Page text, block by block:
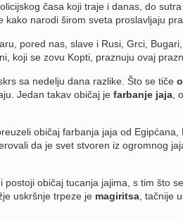
časa koji traje i danas, do
narodi širom sveta proslavljaju
pored nas, slave i Rusi, Grci,
koji se zovu Kopti, praznuju ovaj
sa nedelju dana razlike. Što se tiče
Jedan takav običaj je farbanje jaja,
običaj farbanja jaja od
da je svet stvoren iz ogromnog
postoji običaj tucanja jajima, s tim što
uskršnje trpeze je magiritsa, tačnije